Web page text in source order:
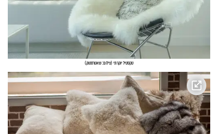
טקסטיל יוקרתי (צילום: שאטרסטוק)